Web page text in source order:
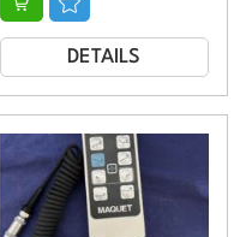
DETAILS